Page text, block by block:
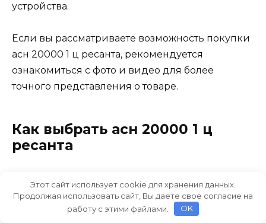
устройства.
Если вы рассматриваете возможность покупки
асн 20000 1 ц ресанта, рекомендуется
ознакомиться с фото и видео для более
точного представления о товаре.
Как выбрать асн 20000 1 ц
ресанта
Первым шагом при выборе асн 20000 1 ц
Этот сайт использует cookie для хранения данных.
Продолжая использовать сайт, Вы даете свое согласие на
работу с этими файлами.
OK